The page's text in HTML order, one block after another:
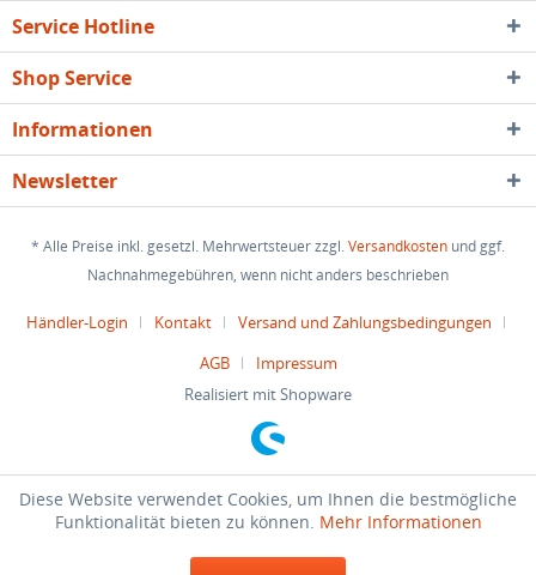
Service Hotline
Shop Service
Informationen
Newsletter
* Alle Preise inkl. gesetzl. Mehrwertsteuer zzgl.Versandkosten und ggf.
Nachnahmegebühren, wenn nicht anders beschrieben
Händler-Login Kontakt
Versand und Zahlungsbedingungen
AGB
Impressum
Realisiert mit Shopware
Diese Website verwendet Cookies, um Ihnen die bestmögliche
Funktionalität bieten zu können. Mehr Informationen